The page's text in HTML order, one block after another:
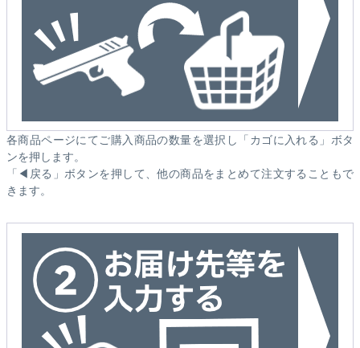
各商品ページにてご購入商品の数量を選択し「カゴに入れる」ボタ
ンを押します。
「◀戻る」ボタンを押して、他の商品をまとめて注文することもで
きます。